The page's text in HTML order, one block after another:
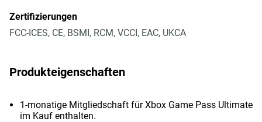
Zertifizierungen
FCC-ICES, CE, BSMI, RCM, VCCI, EAC, UKCA
Produkteigenschaften
1-monatige Mitgliedschaft für Xbox Game Pass Ultimate
im Kauf enthalten.